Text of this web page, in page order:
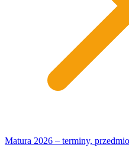
Matura 2026 – terminy,